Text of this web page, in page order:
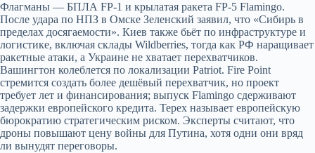
Флагманы — БПЛА FP‑1 и крылатая ракета FP‑5 Flamingo.
После удара по НПЗ в Омске Зеленский заявил, что «Сибирь в
пределах досягаемости». Киев также бьёт по инфраструктуре и
логистике, включая склады Wildberries, тогда как РФ наращивает
ракетные атаки, а Украине не хватает перехватчиков.
Вашингтон колеблется по локализации Patriot. Fire Point
стремится создать более дешёвый перехватчик, но проект
требует лет и финансирования; выпуск Flamingo сдерживают
задержки европейского кредита. Терех называет европейскую
бюрократию стратегическим риском. Эксперты считают, что
дроны повышают цену войны для Путина, хотя одни они вряд
ли вынудят переговоры.